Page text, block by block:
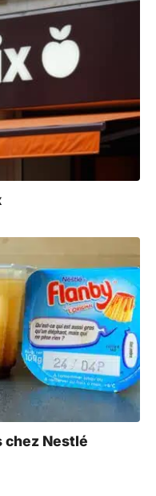
chez Nestlé